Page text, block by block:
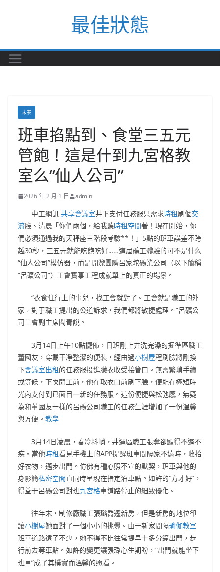
最佳狀態
未來
班車掐點到、食堂三五元
管飽！這是什到九宮格教
室么“仙人公司”
2026 年 2 月 1 日 admin
中工網訊 共享會議室井下支付任務服只需求時租刷個交
流臉、清晨「你們兩個，給我聽時租空間著！現在開始，你
們必須通過我的天秤座三階段考驗**！」5點的班車誤差不跨
越30秒，三五元就能吃飽吃好……這屆礦工體驗的可不是什么
“仙人公司”模仿器，而是開灤團體呂家坨礦業公司（以下簡稱
“呂礦公司”）工會實事工程成就單上的真正的場景。
“衣食住行上的事兒，找工會就對了。工會就是職工的外
家，對于職工提出的公道訴求，我們都將敏捷處理。”呂礦公
司工會副主席閻青說。
3月14日上午10點擺佈，日班剛上井洗完澡的掘準區職工
董國友，穿戴干凈整潔的便裝，經由過小樹屋程刷臉將剛換
下會議室出租的任務服投進臟衣收受接管口。無需繁瑣手續
或等候，下次開工前，他在取衣口前刷下臉，便能在極短時
光內支付到已面目一新的任務服。這份便捷與松弛感，無疑
為和董國友一樣的呂礦公司職工的任務生涯增加了一份溫馨
與方便。 教學
3月14日凌晨，春冷料峭，井運區職工張奪卻顯得不遲不
疾。當他時租看見手機上的APP提醒班車間隔家不遠時，收拾
好衣物，邁步出門。仿佛有種心照不宣的默契，班車與他的
身影簡私密空間直同時呈現在指定泊車點。如許的“方才好”，
得益于呂礦公司對班九宮格車道路停止的細致優化。
往年末，制修廠職工張璐喬遷新房，但是新房的地位卻
讓小樹屋她面對了一個小小的挑釁。由于新家間隔瑜伽教室
班車道路遠了不少，她不得不比往常提早十多分鐘出門，步
行前去等車點。如許的變更讓張璐心生期盼，“出門就能坐下
班車”成了其樸實而溫馨的愿看。